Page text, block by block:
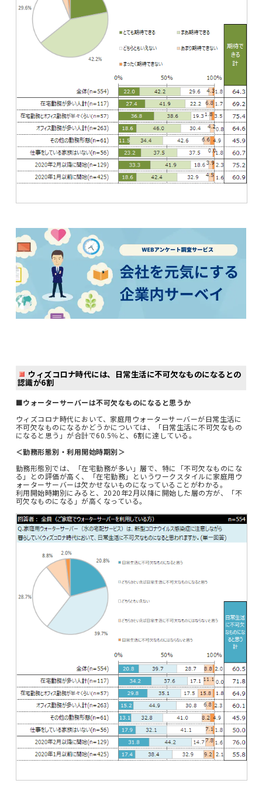
ウィズコロナ時代には、日常生活に不可欠なものになるとの
認識が6割
■ウォーターサーバーは不可欠なものになると思うか
ウィズコロナ時代において、家庭用ウォーターサーバーが日常生活に
不可欠なものになるかどうかについては、「日常生活に不可欠なもの
になると思う」が合計で60.5％と、6割に達している。
＜勤務形態別・利用開始時期別＞
勤務形態別では、「在宅勤務が多い」層で、特に「不可欠なものにな
る」との評価が高く、「在宅勤務」というワークスタイルに家庭用ウ
ォーターサーバーは欠かせないものになっていることがわかる。
利用開始時期別にみると、2020年2月以降に開始した層の方が、「不
可欠なものになる」が高くなっている。